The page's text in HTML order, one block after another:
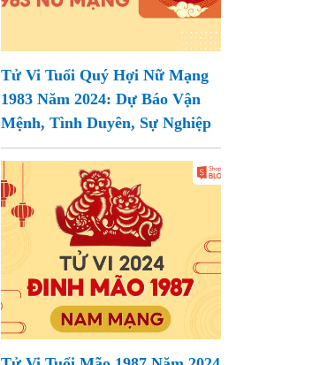
Tử Vi Tuổi Quý Hợi Nữ Mạng
1983 Năm 2024: Dự Báo Vận
Mệnh, Tình Duyên, Sự Nghiệp